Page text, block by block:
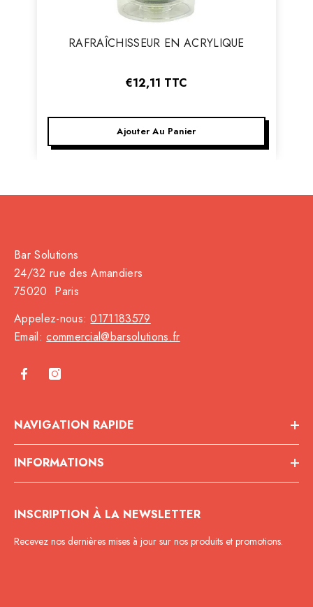
Vendeur
RAFRAÎCHISSEUR EN ACRYLIQUE
€12,11 TTC
Ajouter Au Panier
Bar Solutions
24/32 rue des Amandiers
75020 Paris
Appelez-nous:0171183579
Email:commercial@barsolutions.fr
NAVIGATION RAPIDE
INFORMATIONS
INSCRIPTION À LA NEWSLETTER
Recevez nos dernières mises à jour sur nos produits et promotions.